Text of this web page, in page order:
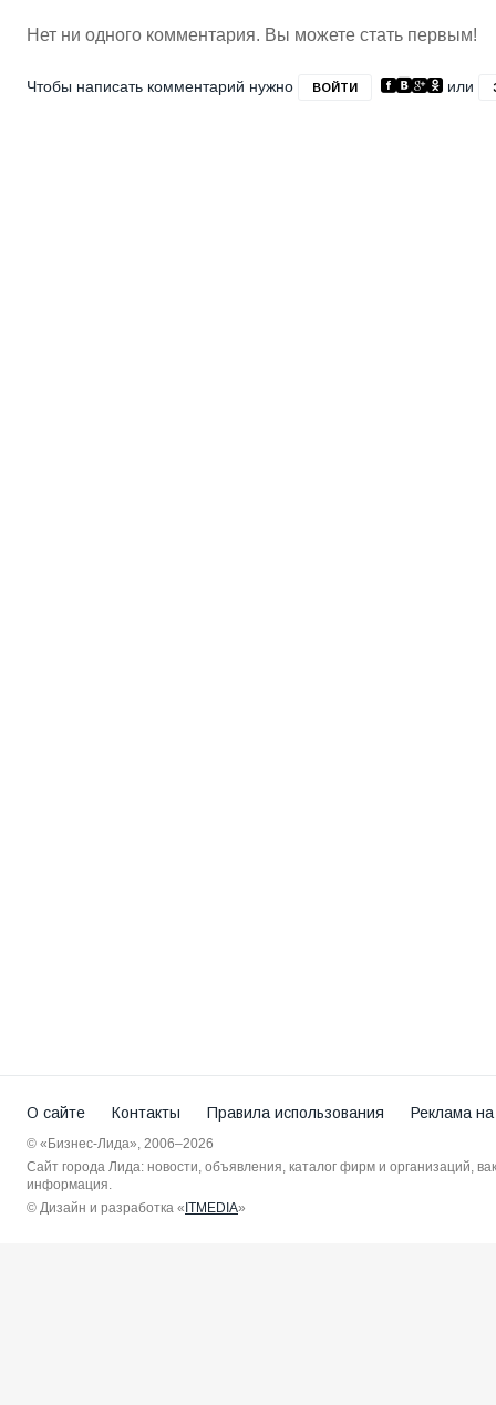
Нет ни одного комментария. Вы можете стать первым!
Чтобы написать комментарий нужно ВОЙТИ или
О сайте Контакты Правила использования Реклама
© «Бизнес-Лида», 2006–2026
Сайт города Лида: новости, объявления, каталог фирм и организаций,
информация.
© Дизайн и разработка «ITMEDIA»